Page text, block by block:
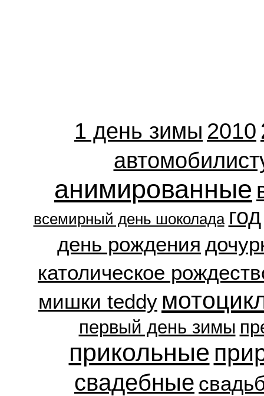
1 день зимы 2010
анимированные
всемирный день шоколада год
день рождения
католическое
мишки teddy
первый день зимы
прикольные
свадебные